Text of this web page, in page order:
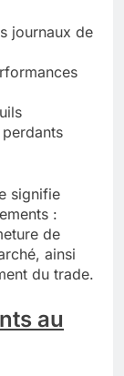
journaux de
signifie
:
de
ainsi
du trade.
au